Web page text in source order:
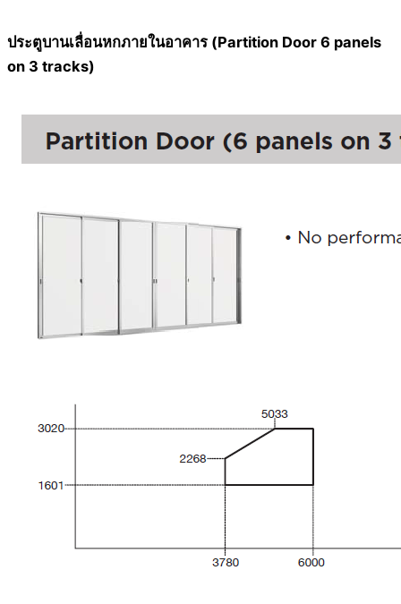
ประตูบานเลื่อนหกภายในอาคาร (Partition Door 6 panels
on 3 tracks)